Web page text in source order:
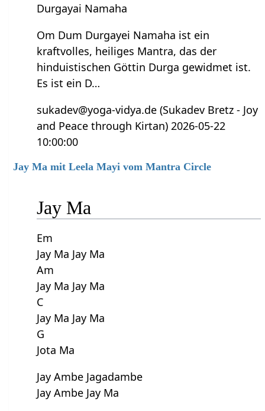
Durgayai Namaha
Om Dum Durgayei Namaha ist ein
kraftvolles, heiliges Mantra, das der
hinduistischen Göttin Durga gewidmet ist.
Es ist ein D…
sukadev@yoga-vidya.de (Sukadev Bretz - Joy
and Peace through Kirtan) 2026-05-22
10:00:00
Jay Ma mit Leela Mayi vom Mantra Circle
Jay Ma
Em
Jay Ma Jay Ma
Am
Jay Ma Jay Ma
C
Jay Ma Jay Ma
G
Jota Ma
Jay Ambe Jagadambe
Jay Ambe Jay Ma